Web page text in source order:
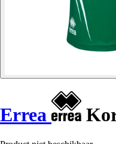
Errea